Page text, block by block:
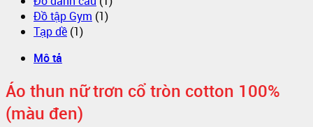
Đồ tập Gym (1)
Tạp dề (1)
Mô tả
Áo thun nữ trơn cổ tròn cotton 100%
(màu đen)